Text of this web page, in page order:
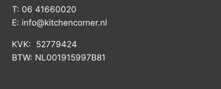
T: 06 41660020
E: info@kitchencorner.nl
KVK: 52779424
BTW: NL001915997B81